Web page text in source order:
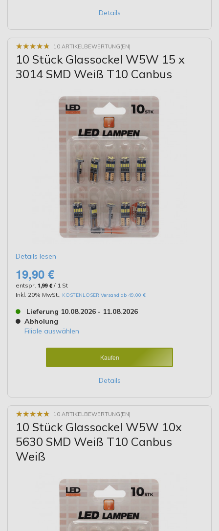
Details
★★★★★
★★★★★ 10 ARTIKELBEWERTUNG(EN)
10 Stück Glassockel W5W 15 x
3014 SMD Weiß T10 Canbus
Details lesen
19,90 €
entspr. 1,99 € / 1 St
Inkl. 20% MwSt.
KOSTENLOSER Versand ab 49,00 €
Lieferung 10.08.2026 - 11.08.2026
Abholung
Filiale auswählen
Kaufen
Details
★★★★★
★★★★★ 10 ARTIKELBEWERTUNG(EN)
10 Stück Glassockel W5W 10x
5630 SMD Weiß T10 Canbus
Weiß